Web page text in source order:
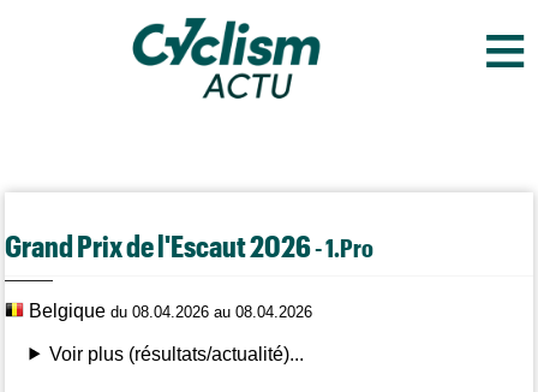
≡
Grand Prix de l'Escaut 2026- 1.Pro
Belgiquedu 08.04.2026 au 08.04.2026
Voir plus (résultats/actualité)...